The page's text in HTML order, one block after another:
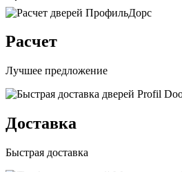
Расчет
Лучшее предложение
Доставка
Быстрая доставка